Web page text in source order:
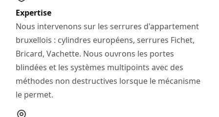
Expertise
Nous intervenons sur les serrures d'appartement
bruxellois : cylindres européens, serrures Fichet,
Bricard, Vachette. Nous ouvrons les portes
blindées et les systèmes multipoints avec des
méthodes non destructives lorsque le mécanisme
le permet.